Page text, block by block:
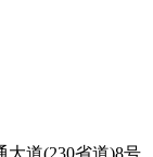
道(230省道)8号